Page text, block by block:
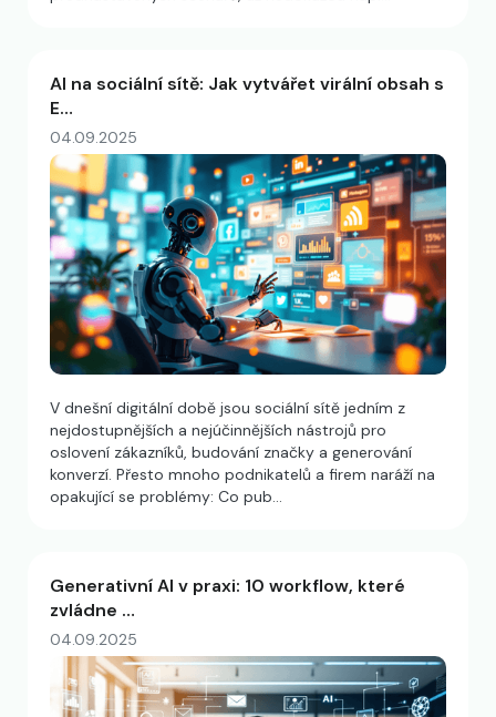
AI na sociální sítě: Jak vytvářet virální obsah s
E…
04.09.2025
V dnešní digitální době jsou sociální sítě jedním z
nejdostupnějších a nejúčinnějších nástrojů pro
oslovení zákazníků, budování značky a generování
konverzí. Přesto mnoho podnikatelů a firem naráží na
opakující se problémy: Co pub…
Generativní AI v praxi: 10 workflow, které
zvládne …
04.09.2025